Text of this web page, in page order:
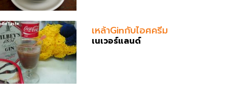
เหล้าGinกับไอศครีม
เนเวอร์แลนด์